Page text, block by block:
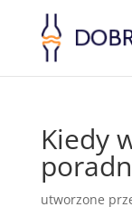
Kiedy
utworzone